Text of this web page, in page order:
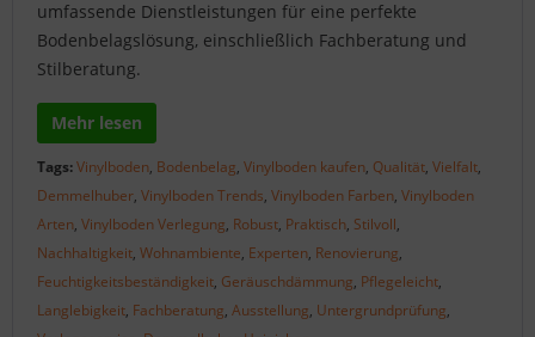
umfassende Dienstleistungen für eine perfekte
Bodenbelagslösung, einschließlich Fachberatung und
Stilberatung.
Mehr lesen
Tags:Vinylboden, Bodenbelag, Vinylboden kaufen, Qualität, Vielfalt,
Demmelhuber, Vinylboden Trends, Vinylboden Farben, Vinylboden
Arten, Vinylboden Verlegung, Robust, Praktisch, Stilvoll,
Nachhaltigkeit, Wohnambiente, Experten, Renovierung,
Feuchtigkeitsbeständigkeit, Geräuschdämmung, Pflegeleicht,
Langlebigkeit, Fachberatung, Ausstellung, Untergrundprüfung,